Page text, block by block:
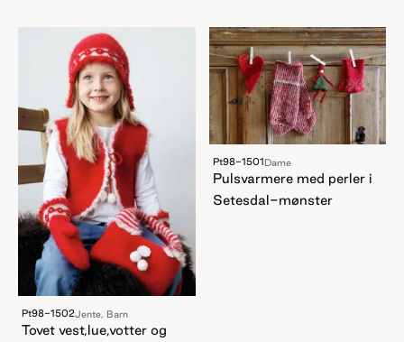
Pt98-1502Jente, Barn
Tovet vest,lue,votter og
Pt98-1501Dame
Pulsvarmere med perler i
Setesdal-mønster